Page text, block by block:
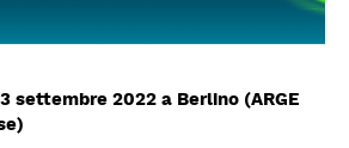
settembre 2022 a Berlino (ARGE